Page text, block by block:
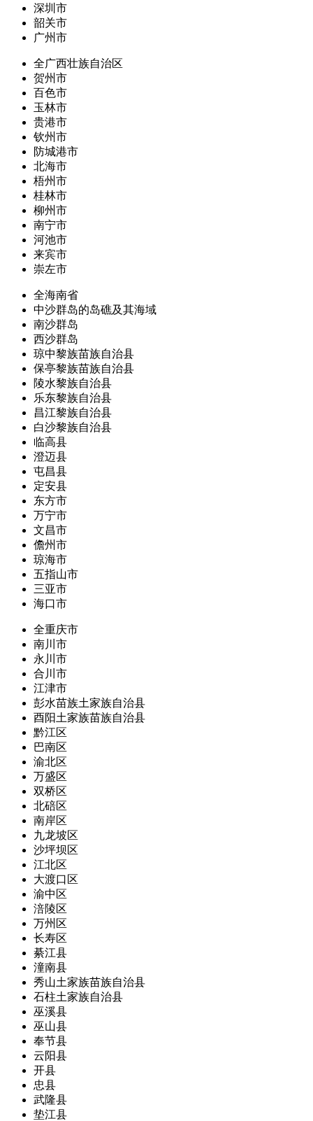
深圳市
韶关市
广州市
全广西壮族自治区
贺州市
百色市
玉林市
贵港市
钦州市
防城港市
北海市
梧州市
桂林市
柳州市
南宁市
河池市
来宾市
崇左市
全海南省
中沙群岛的岛礁及其海域
南沙群岛
西沙群岛
琼中黎族苗族自治县
保亭黎族苗族自治县
陵水黎族自治县
乐东黎族自治县
昌江黎族自治县
白沙黎族自治县
临高县
澄迈县
屯昌县
定安县
东方市
万宁市
文昌市
儋州市
琼海市
五指山市
三亚市
海口市
全重庆市
南川市
永川市
合川市
江津市
彭水苗族土家族自治县
酉阳土家族苗族自治县
黔江区
巴南区
渝北区
万盛区
双桥区
北碚区
南岸区
九龙坡区
沙坪坝区
江北区
大渡口区
渝中区
涪陵区
万州区
长寿区
綦江县
潼南县
秀山土家族苗族自治县
石柱土家族自治县
巫溪县
巫山县
奉节县
云阳县
开县
忠县
武隆县
垫江县